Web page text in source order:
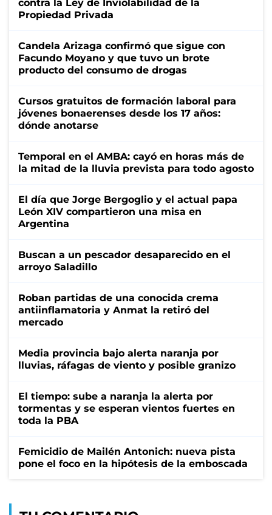
contra la Ley de Inviolabilidad de la
Propiedad Privada
Candela Arizaga confirmó que sigue con
Facundo Moyano y que tuvo un brote
producto del consumo de drogas
Cursos gratuitos de formación laboral para
jóvenes bonaerenses desde los 17 años:
dónde anotarse
Temporal en el AMBA: cayó en horas más de
la mitad de la lluvia prevista para todo agosto
El día que Jorge Bergoglio y el actual papa
León XIV compartieron una misa en
Argentina
Buscan a un pescador desaparecido en el
arroyo Saladillo
Roban partidas de una conocida crema
antiinflamatoria y Anmat la retiró del
mercado
Media provincia bajo alerta naranja por
lluvias, ráfagas de viento y posible granizo
El tiempo: sube a naranja la alerta por
tormentas y se esperan vientos fuertes en
toda la PBA
Femicidio de Mailén Antonich: nueva pista
pone el foco en la hipótesis de la emboscada